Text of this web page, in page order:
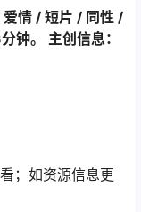
爱情 / 短片 / 同性 /
。 主创信息：
；如资源信息更